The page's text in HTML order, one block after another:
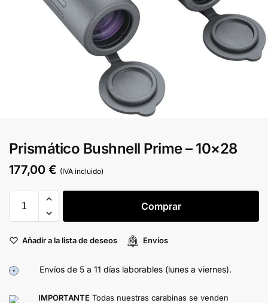
Prismático Bushnell Prime – 10×28
177,00 € (IVA incluido)
Comprar
Añadir a la lista de deseos Envíos
Envíos de 5 a 11 días laborables (lunes a viernes).
IMPORTANTE Todas nuestras carabinas se venden